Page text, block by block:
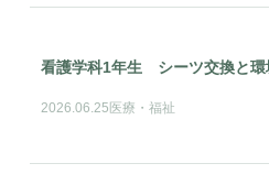
看護学科1年生 シーツ交換と環
2026.06.25 医療・福祉